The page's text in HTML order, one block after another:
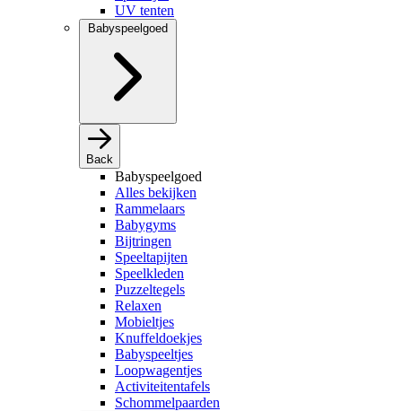
UV tenten
Babyspeelgoed
Back
Babyspeelgoed
Alles bekijken
Rammelaars
Babygyms
Bijtringen
Speeltapijten
Speelkleden
Puzzeltegels
Relaxen
Mobieltjes
Knuffeldoekjes
Babyspeeltjes
Loopwagentjes
Activiteitentafels
Schommelpaarden